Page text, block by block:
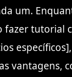
um.
fazer tutorial
vantagens,